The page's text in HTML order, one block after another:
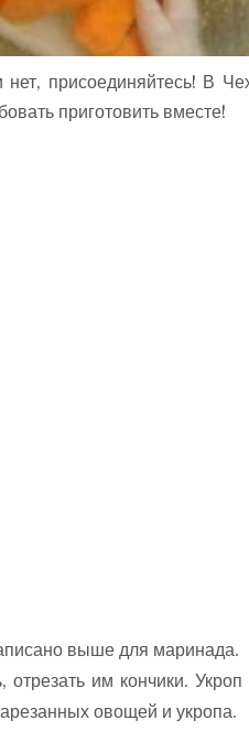
присоединяйтесь! В
приготовить вместе!
выше для маринада.
отрезать им кончики.
овощей и укропа.